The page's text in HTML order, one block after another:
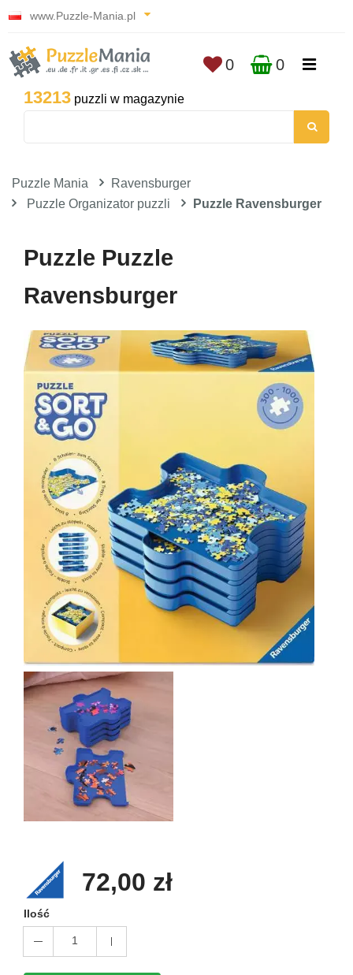
www.Puzzle-Mania.pl
13213 puzzli w magazynie
0 0
Puzzle Mania
Ravensburger
Puzzle Organizator puzzli
Puzzle Ravensburger
Puzzle Puzzle
Ravensburger
72,00 zł
Ilość
1